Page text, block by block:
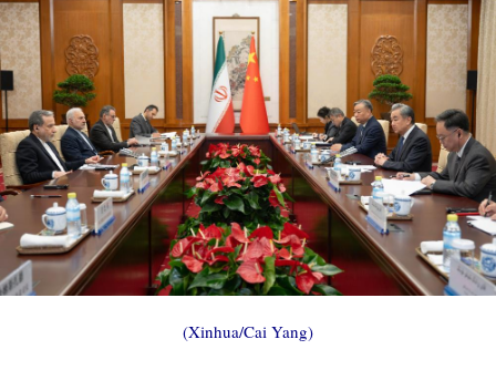
(Xinhua/Cai Yang)